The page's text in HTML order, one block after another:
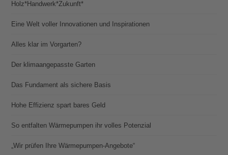
Holz*Handwerk*Zukunft*
Eine Welt voller Innovationen und Inspirationen
Alles klar im Vorgarten?
Der klimaangepasste Garten
Das Fundament als sichere Basis
Hohe Effizienz spart bares Geld
So entfalten Wärmepumpen ihr volles Potenzial
„Wir prüfen Ihre Wärmepumpen-Angebote“